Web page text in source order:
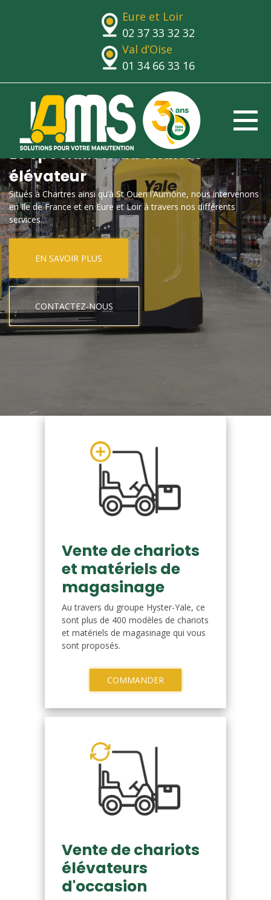
Eure et Loir
02 37 33 32 32
Val d’Oise
01 34 66 33 16
Le spécialiste du chariot
élévateur
Situés à Chartres ainsi qu’à St Ouen l’Aumône, nous intervenons
en Ile de France et en Eure et Loir à travers nos différents
services.
EN SAVOIR PLUS
CONTACTEZ-NOUS
Vente de chariots
et matériels de
magasinage
Au travers du groupe Hyster-Yale, ce
sont plus de 400 modèles de chariots
et matériels de magasinage qui vous
sont proposés.
COMMANDER
Vente de chariots
élévateurs
d'occasion